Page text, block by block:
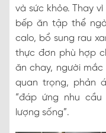
và sức khỏe. Thay
bếp ăn tập thể
calo, bổ sung rau
thực đơn phù hợp
ăn chay, người
quan trọng, phản
“đáp ứng nhu
lượng sống”.